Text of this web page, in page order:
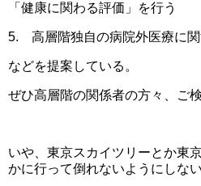
「健康に関わる評価」を行う
5. 高層階独自の病院外医療に
などを提案している。
ぜひ高層階の関係者の方々、ご
いや、東京スカイツリーとか東
かに行って倒れないようにしな